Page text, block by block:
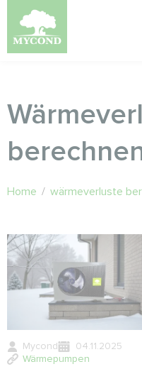
Home / wärmeverluste
Mycond
04.11.2025
Wärmepumpen